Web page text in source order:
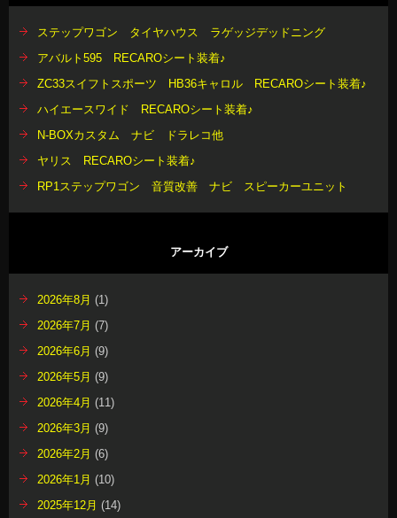
ステップワゴン タイヤハウス ラゲッジデッドニング
アバルト595 RECAROシート装着♪
ZC33スイフトスポーツ HB36キャロル RECAROシート装着♪
ハイエースワイド RECAROシート装着♪
N-BOXカスタム ナビ ドラレコ他
ヤリス RECAROシート装着♪
RP1ステップワゴン 音質改善 ナビ スピーカーユニット
アーカイブ
2026年8月 (1)
2026年7月 (7)
2026年6月 (9)
2026年5月 (9)
2026年4月 (11)
2026年3月 (9)
2026年2月 (6)
2026年1月 (10)
2025年12月 (14)